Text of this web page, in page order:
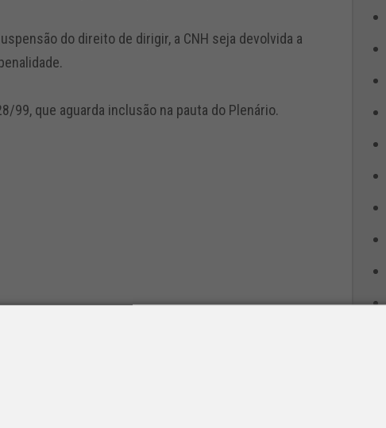
do direito de dirigir, a CNH seja devolvida a
99, que aguarda inclusão na pauta do Plenário.